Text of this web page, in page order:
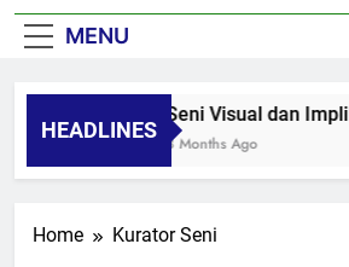
MENU
HEADLINES
Seni Visual dan
8 Months Ago
Home Kurator Seni